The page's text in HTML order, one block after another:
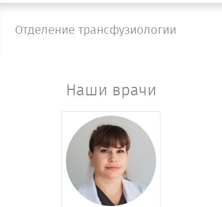
Отделение трансфузиологии
Наши врачи